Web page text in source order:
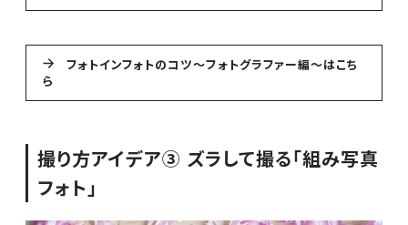
フォトインフォトのコツ〜フォトグラファー編〜はこち
ら
撮り方アイデア③ ズラして撮る「組み写真
フォト」